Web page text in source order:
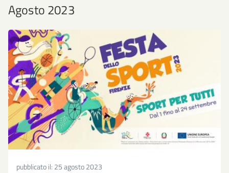
Agosto 2023
pubblicato il: 25 agosto 2023